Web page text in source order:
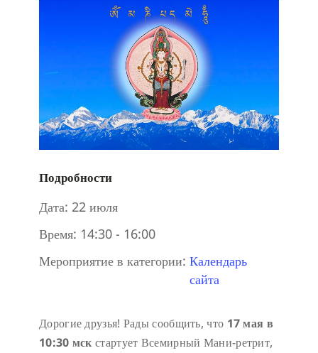
Подробности
Дата: 22 июля
Время: 14:30 - 16:00
Мероприятие в категории: Календарь
сайта
Дорогие друзья! Рады сообщить, что 17 мая в
10:30 мск стартует Всемирный Мани-ретрит,